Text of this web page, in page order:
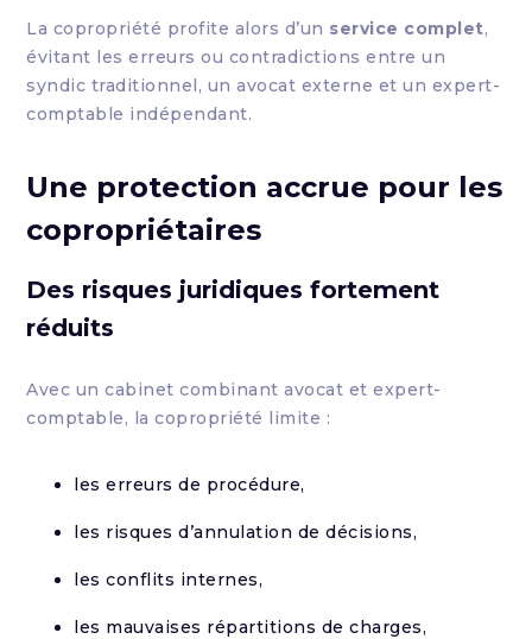
La copropriété profite alors d’un service complet,
évitant les erreurs ou contradictions entre un
syndic traditionnel, un avocat externe et un expert-
comptable indépendant.
Une protection accrue pour les
copropriétaires
Des risques juridiques fortement
réduits
Avec un cabinet combinant avocat et expert-
comptable, la copropriété limite :
les erreurs de procédure,
les risques d’annulation de décisions,
les conflits internes,
les mauvaises répartitions de charges,